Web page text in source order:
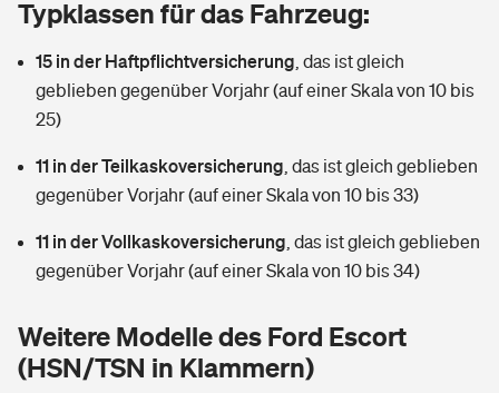
Wer versichert was: Jetzt Versicherer finden
Sie haben Fragen?
Mietkautionsversicherung
Restkreditversicherung
Hochwasser-Check: Wie gefährdet ist Ihr Haus?
Kinderunfall­ver­si­che­rung
Kinderinvalidität
Hundehalter-Haftpflicht
Private Cyberversicherung
Tierkrankenversicherung
Zur Übersicht
Tools
Wer versichert was: Jetzt Versicherer finden
Sie haben Fragen?
Rentenrechner: Wie viel Geld bekomme ich im Alter?
Typklassen für das Fahrzeug:
15 in der Haftpflichtversicherung das ist gleich
geblieben gegenüber Vorjahr (auf einer Skala von 10 bis
25)
11 in der Teilkaskoversicherung das ist gleich geblieben
gegenüber Vorjahr (auf einer Skala von 10 bis 33)
11 in der Vollkaskoversicherung das ist gleich geblieben
gegenüber Vorjahr (auf einer Skala von 10 bis 34)
Weitere Modelle des Ford Escort
(HSN/TSN in Klammern)